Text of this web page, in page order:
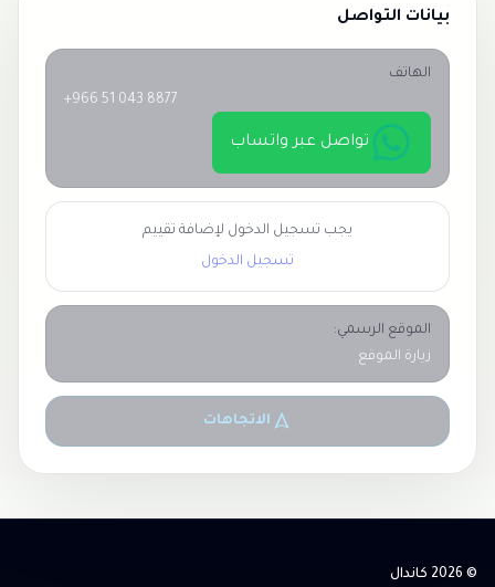
بيانات التواصل
الهاتف
+966 51 043 8877
تواصل عبر واتساب
يجب تسجيل الدخول لإضافة تقييم
تسجيل الدخول
الموقع الرسمي:
زيارة الموقع
الاتجاهات
© 2026 كاندال